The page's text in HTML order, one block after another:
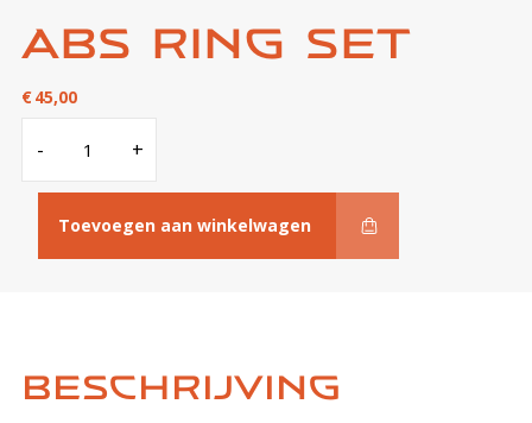
ABS Ring Set
€45,00
- Ring
aantal
+
Toevoegen aan winkelwagen
Beschrijving